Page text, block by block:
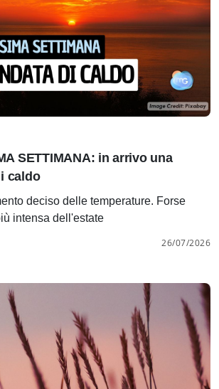
SETTIMANA: in arrivo una
caldo
deciso delle temperature. Forse
intensa dell'estate
26/07/2026